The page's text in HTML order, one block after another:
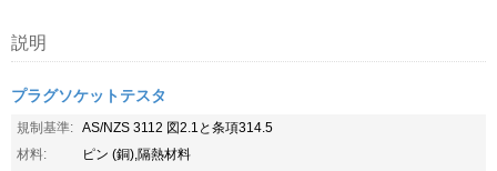
説明
プラグソケットテスタ
規制基準: AS/NZS 3112 図2.1と条項314.5
材料:
ピン (銅),隔熱材料